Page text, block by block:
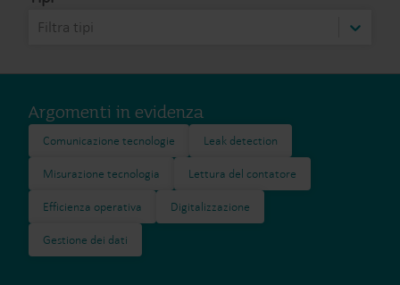
Filtra tipi
Argomenti in evidenza
Comunicazione tecnologie Leak detection
Misurazione tecnologia Lettura del contatore
Efficienza operativa Digitalizzazione
Gestione dei dati